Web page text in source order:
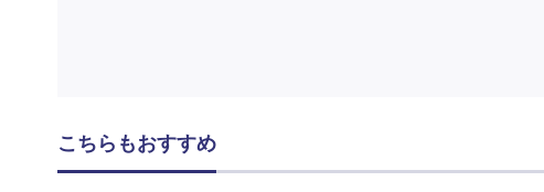
こちらもおすすめ